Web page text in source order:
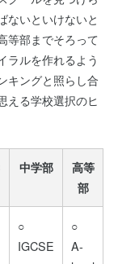
ないといけないと
等部までそろって
ラルを作れるよう
キングと照らし合
える学校選択のヒ
中学部
高等
部
○
IGCSE
○
A-